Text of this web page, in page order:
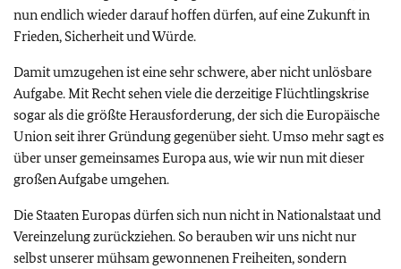
nun endlich wieder darauf hoffen dürfen, auf eine Zukunft in
Frieden, Sicherheit und Würde.
Damit umzugehen ist eine sehr schwere, aber nicht unlösbare
Aufgabe. Mit Recht sehen viele die derzeitige Flüchtlingskrise
sogar als die größte Herausforderung, der sich die Europäische
Union seit ihrer Gründung gegenüber sieht. Umso mehr sagt es
über unser gemeinsames Europa aus, wie wir nun mit dieser
großen Aufgabe umgehen.
Die Staaten Europas dürfen sich nun nicht in Nationalstaat und
Vereinzelung zurückziehen. So berauben wir uns nicht nur
selbst unserer mühsam gewonnenen Freiheiten, sondern